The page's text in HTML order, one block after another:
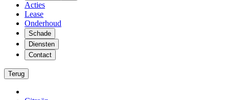
Acties
Lease
Onderhoud
Schade
Diensten
Contact
Terug